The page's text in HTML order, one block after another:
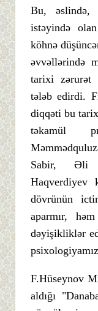
Bu, əslində,
istəyində
köhnə
əvvəllərində
tarixi zərurət
tələb edirdi.
diqqəti bu
təkamül
Sabir, Əli
Haqverdiyev
dövrünün
aparmır,
dəyişikliklər
F.Hüseynov
aldığı